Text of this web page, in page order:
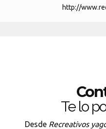
http://
Te lo
Desde Recreativos